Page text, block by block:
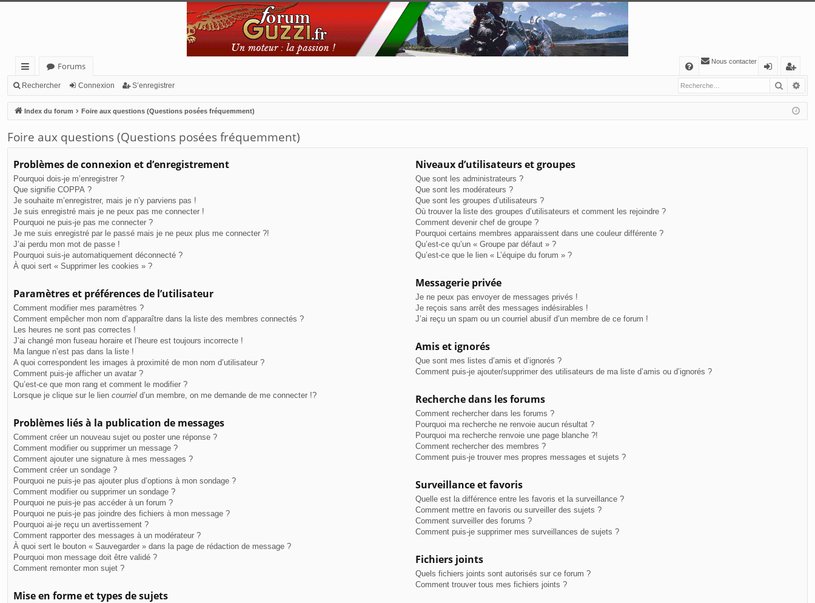
cc
ès
ra
pi
de
Forums
FA
Q
Nous contacter
n
ne
’e
nr
eg
Rechercher Connexion S’enregistrer
Index du forum Foire aux questions (Questions posées fréquemment)
Foire aux questions (Questions posées fréquemment)
Problèmes de connexion et d’enregistrement
Pourquoi dois-je m’enregistrer ?
Que signifie COPPA ?
Je souhaite m’enregistrer, mais je n’y parviens pas !
Je suis enregistré mais je ne peux pas me connecter !
Pourquoi ne puis-je pas me connecter ?
Je me suis enregistré par le passé mais je ne peux plus me connecter ?!
J’ai perdu mon mot de passe !
Pourquoi suis-je automatiquement déconnecté ?
À quoi sert « Supprimer les cookies » ?
Paramètres et préférences de l’utilisateur
Comment modifier mes paramètres ?
Comment empêcher mon nom d’apparaître dans la liste des membres connectés ?
Les heures ne sont pas correctes !
J’ai changé mon fuseau horaire et l’heure est toujours incorrecte !
Ma langue n’est pas dans la liste !
A quoi correspondent les images à proximité de mon nom d’utilisateur ?
Comment puis-je afficher un avatar ?
Qu’est-ce que mon rang et comment le modifier ?
Lorsque je clique sur le lien courriel d’un membre, on me demande de me connecter !?
Problèmes liés à la publication de messages
Comment créer un nouveau sujet ou poster une réponse ?
Comment modifier ou supprimer un message ?
Comment ajouter une signature à mes messages ?
Comment créer un sondage ?
Pourquoi ne puis-je pas ajouter plus d’options à mon sondage ?
Comment modifier ou supprimer un sondage ?
Pourquoi ne puis-je pas accéder à un forum ?
Pourquoi ne puis-je pas joindre des fichiers à mon message ?
Pourquoi ai-je reçu un avertissement ?
Comment rapporter des messages à un modérateur ?
À quoi sert le bouton « Sauvegarder » dans la page de rédaction de message ?
Pourquoi mon message doit être validé ?
Comment remonter mon sujet ?
Mise en forme et types de sujets
Niveaux d’utilisateurs et groupes
Que sont les administrateurs ?
Que sont les modérateurs ?
Que sont les groupes d’utilisateurs ?
Où trouver la liste des groupes d’utilisateurs et comment les rejoindre ?
Comment devenir chef de groupe ?
Pourquoi certains membres apparaissent dans une couleur différente ?
Qu’est-ce qu’un « Groupe par défaut » ?
Qu’est-ce que le lien « L’équipe du forum » ?
Messagerie privée
Je ne peux pas envoyer de messages privés !
Je reçois sans arrêt des messages indésirables !
J’ai reçu un spam ou un courriel abusif d’un membre de ce forum !
Amis et ignorés
Que sont mes listes d’amis et d’ignorés ?
Comment puis-je ajouter/supprimer des utilisateurs de ma liste d’amis ou d’ignorés ?
Recherche dans les forums
Comment rechercher dans les forums ?
Pourquoi ma recherche ne renvoie aucun résultat ?
Pourquoi ma recherche renvoie une page blanche ?!
Comment rechercher des membres ?
Comment puis-je trouver mes propres messages et sujets ?
Surveillance et favoris
Quelle est la différence entre les favoris et la surveillance ?
Comment mettre en favoris ou surveiller des sujets ?
Comment surveiller des forums ?
Comment puis-je supprimer mes surveillances de sujets ?
Fichiers joints
Quels fichiers joints sont autorisés sur ce forum ?
Comment trouver tous mes fichiers joints ?